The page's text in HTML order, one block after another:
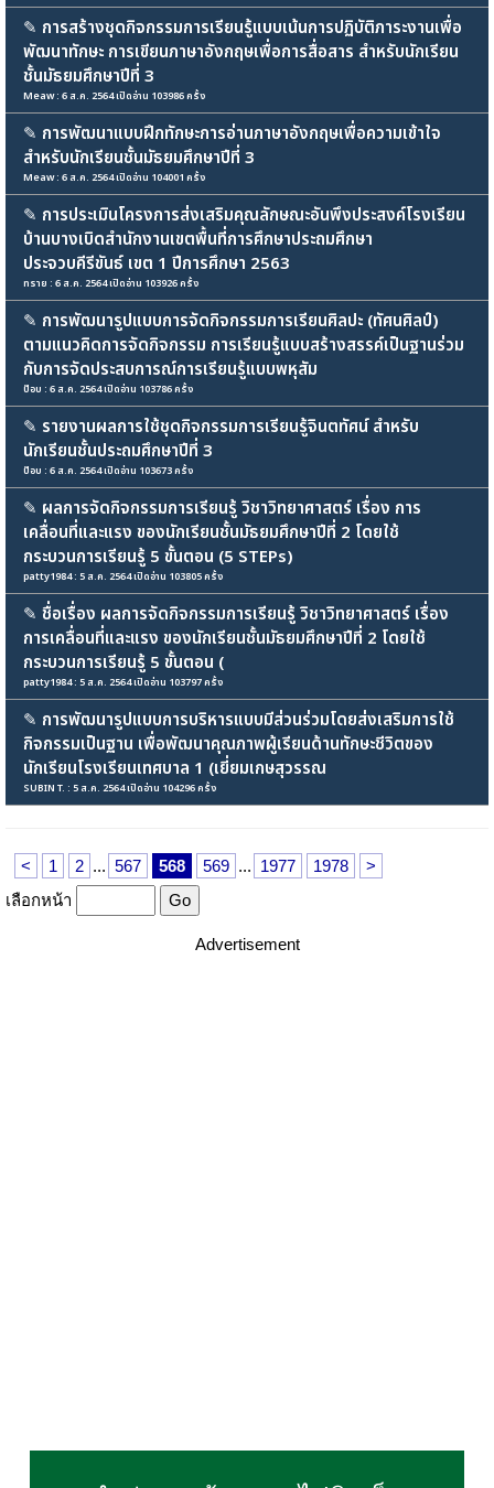
✎ การสร้างชุดกิจกรรมการเรียนรู้แบบเน้นการปฏิบัติภาระงานเพื่อ
พัฒนาทักษะ การเขียนภาษาอังกฤษเพื่อการสื่อสาร สำหรับนักเรียน
ชั้นมัธยมศึกษาปีที่ 3
Meaw : 6 ส.ค. 2564 เปิดอ่าน 103986 ครั้ง
✎ การพัฒนาแบบฝึกทักษะการอ่านภาษาอังกฤษเพื่อความเข้าใจ
สำหรับนักเรียนชั้นมัธยมศึกษาปีที่ 3
Meaw : 6 ส.ค. 2564 เปิดอ่าน 104001 ครั้ง
✎ การประเมินโครงการส่งเสริมคุณลักษณะอันพึงประสงค์โรงเรียน
บ้านบางเบิดสำนักงานเขตพื้นที่การศึกษาประถมศึกษา
ประจวบคีรีขันธ์ เขต 1 ปีการศึกษา 2563
ทราย : 6 ส.ค. 2564 เปิดอ่าน 103926 ครั้ง
✎ การพัฒนารูปแบบการจัดกิจกรรมการเรียนศิลปะ (ทัศนศิลป์)
ตามแนวคิดการจัดกิจกรรม การเรียนรู้แบบสร้างสรรค์เป็นฐานร่วม
กับการจัดประสบการณ์การเรียนรู้แบบพหุสัม
ป๊อบ : 6 ส.ค. 2564 เปิดอ่าน 103786 ครั้ง
✎ รายงานผลการใช้ชุดกิจกรรมการเรียนรู้จินตทัศน์ สำหรับ
นักเรียนชั้นประถมศึกษาปีที่ 3
ป๊อบ : 6 ส.ค. 2564 เปิดอ่าน 103673 ครั้ง
✎ ผลการจัดกิจกรรมการเรียนรู้ วิชาวิทยาศาสตร์ เรื่อง การ
เคลื่อนที่และแรง ของนักเรียนชั้นมัธยมศึกษาปีที่ 2 โดยใช้
กระบวนการเรียนรู้ 5 ขั้นตอน (5 STEPs)
patty1984 : 5 ส.ค. 2564 เปิดอ่าน 103805 ครั้ง
✎ ชื่อเรื่อง ผลการจัดกิจกรรมการเรียนรู้ วิชาวิทยาศาสตร์ เรื่อง
การเคลื่อนที่และแรง ของนักเรียนชั้นมัธยมศึกษาปีที่ 2 โดยใช้
กระบวนการเรียนรู้ 5 ขั้นตอน (
patty1984 : 5 ส.ค. 2564 เปิดอ่าน 103797 ครั้ง
✎ การพัฒนารูปแบบการบริหารแบบมีส่วนร่วมโดยส่งเสริมการใช้
กิจกรรมเป็นฐาน เพื่อพัฒนาคุณภาพผู้เรียนด้านทักษะชีวิตของ
นักเรียนโรงเรียนเทศบาล 1 (เยี่ยมเกษสุวรรณ
SUBIN T. : 5 ส.ค. 2564 เปิดอ่าน 104296 ครั้ง
< 1 2 ... 567 568 569 ... 1977 1978
>
เลือกหน้า
Advertisement